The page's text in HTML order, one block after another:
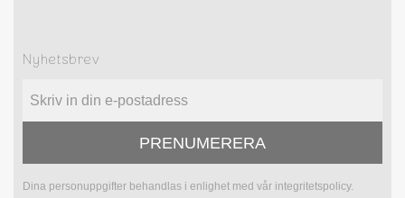
Nyhetsbrev
PRENUMERERA
Dina personuppgifter behandlas i enlighet med vår integritetspolicy.